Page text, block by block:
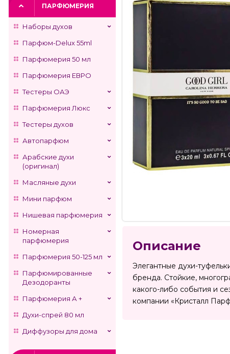
ПАРФЮМЕРИЯ
Наборы духов
Парфюм-Delux 55ml
Парфюмерия 50 мл
Парфюмерия ЕВРО
Тестеры ОАЭ
Парфюмерия Люкс
Тестеры духов
Автопарфюм
Арабские духи
(оригинал)
Масляные духи
Мини парфюм
Нишевая парфюмерия
Номерная
парфюмерия
Парфюмерия 50-125 мл
Парфюмированные
Дезодоранты
Парфюмерия А +
Духи-спрей 80 мл
Диффузоры для дома
Описание
Элегантные духи-
бренда. Стойкие,
какого-либо события и
компании «Кристалл